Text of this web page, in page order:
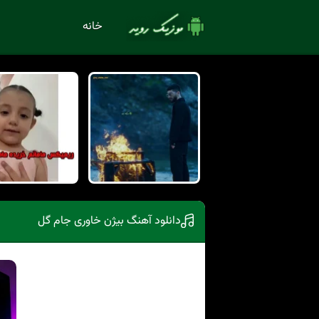
خانه
دانلود آهنگ بیژن خاوری جام گل